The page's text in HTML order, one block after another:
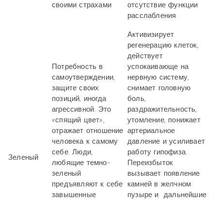
своими страхами
отсутствие функции
расслабления
Зеленый
Потребность в
самоутверждении,
защите своих
позиций, иногда
агрессивной. Это
«спящий цвет»,
отражает отношение
человека к самому
себе. Люди,
любящие темно-
зеленый
предъявляют к себе
завышенные
Активизирует
регенерацию клеток,
действует
успокаивающе на
нервную систему,
снимает головную
боль,
раздражительность,
утомление, понижает
артериальное
давление и усиливает
работу гипофиза.
Переизбыток
вызывает появление
камней в желчном
пузыре и дальнейшие